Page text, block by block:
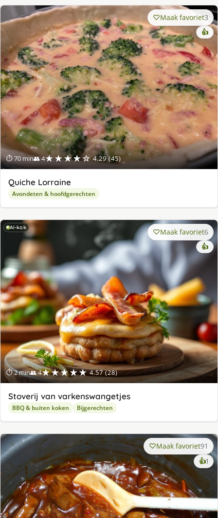
⏱ 70 min👥 4★★★★☆ 4.29 (45)
Maak favoriet3
👍
Quiche Lorraine
Avondeten & hoofdgerechten
AI-kok
⏱ 2 min👥 4★★★★★ 4.57 (28)
Maak favoriet6
👍
Stoverij van varkenswangetjes
BBQ & buiten koken Bijgerechten
Maak favoriet91
👍1